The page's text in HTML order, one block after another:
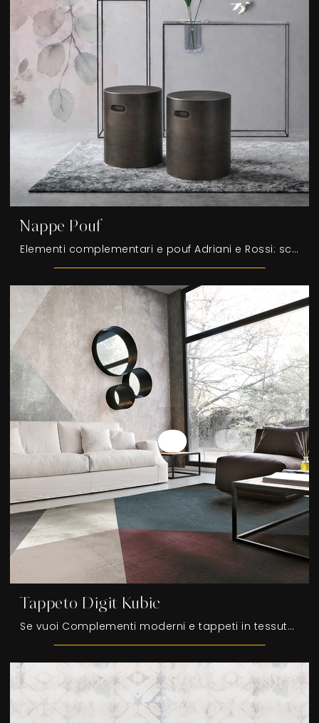
Nappe Pouf
Elementi complementari e pouf Adriani e Rossi: scopri come completare i tuoi spazi design con il modello Nappe Pouf.
Tappeto Digit Kubic
Se vuoi Complementi moderni e tappeti in tessuto ottieni informazioni sul modello Tappeto Digit Kubic del marchio Adriani e Rossi.